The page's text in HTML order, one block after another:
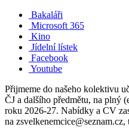
Bakaláři
Microsoft 365
Kino
Jídelní lístek
Facebook
Youtube
Přijmeme do našeho kolektivu
ČJ a dalšího předmětu, na plný
roku 2026-27. Nabídky a CV
na